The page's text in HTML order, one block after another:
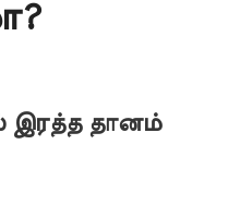
இரத்த தானம்